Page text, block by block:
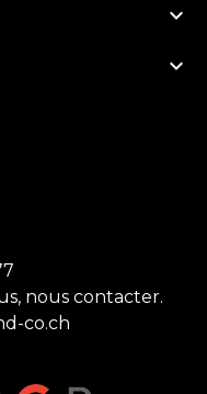


nous contacter.
co.ch